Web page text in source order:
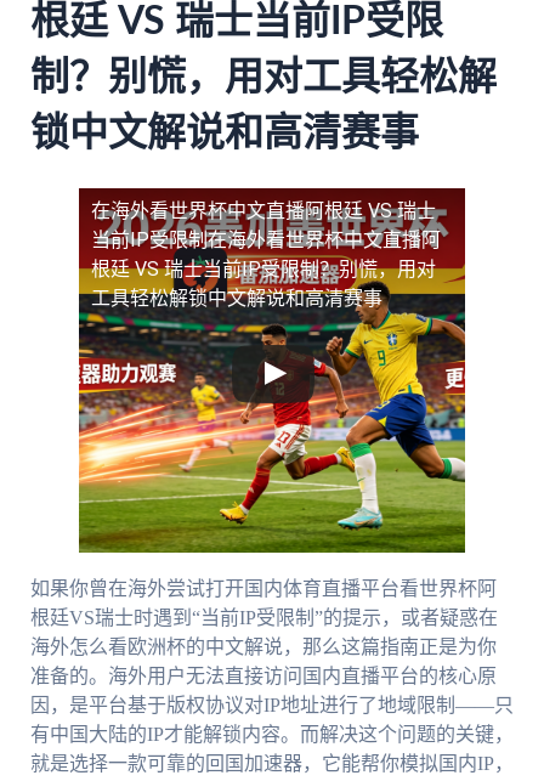
根廷 VS 瑞士当前IP受限
制？别慌，用对工具轻松解
锁中文解说和高清赛事
在海外看世界杯中文直播阿根廷 VS 瑞士
当前IP受限制在海外看世界杯中文直播阿
根廷 VS 瑞士当前IP受限制？别慌，用对
工具轻松解锁中文解说和高清赛事
如果你曾在海外尝试打开国内体育直播平台看世界杯阿
根廷VS瑞士时遇到“当前IP受限制”的提示，或者疑惑在
海外怎么看欧洲杯的中文解说，那么这篇指南正是为你
准备的。海外用户无法直接访问国内直播平台的核心原
因，是平台基于版权协议对IP地址进行了地域限制——只
有中国大陆的IP才能解锁内容。而解决这个问题的关键，
就是选择一款可靠的回国加速器，它能帮你模拟国内IP，